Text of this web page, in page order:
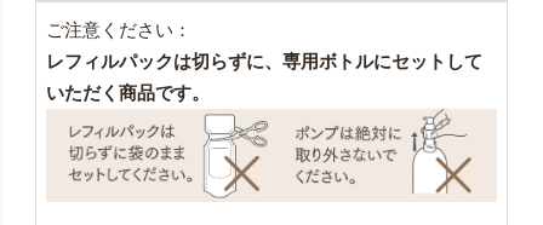
ご注意ください：
レフィルパックは切らずに、専用ボトルにセットして
いただく商品です。